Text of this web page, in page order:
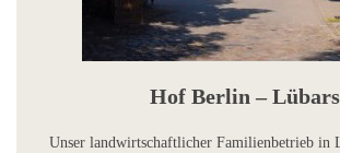
Hof Berlin – Lübars
Unser landwirtschaftlicher Familienbetrieb in